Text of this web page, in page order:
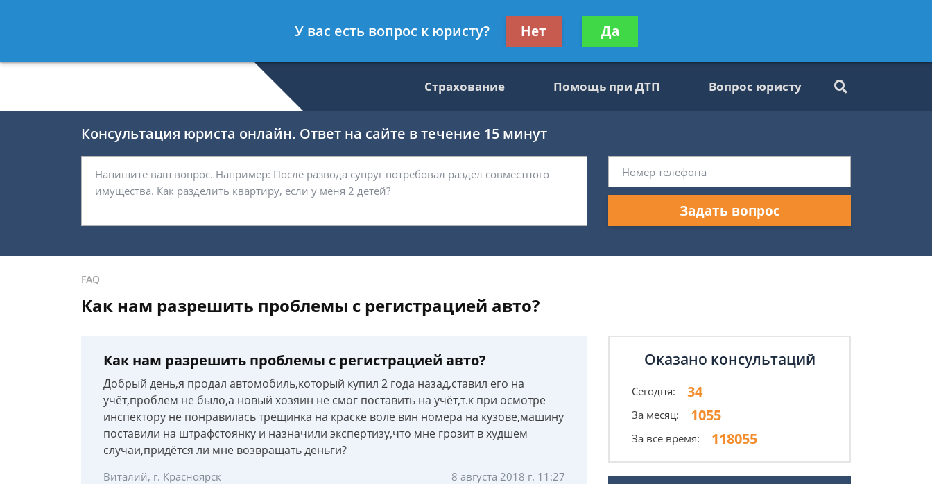
- Автоюрист, консультант
Получите консультацию
бесплатно
Страхование Помощь при ДТП Вопрос юристу
Консультация юриста онлайн. Ответ на сайте в течение 15 минут
Задать вопрос
FAQ
Как нам разрешить проблемы с регистрацией авто?
Как нам разрешить проблемы с регистрацией авто?
Добрый день,я продал автомобиль,который купил 2 года назад,ставил его на
учёт,проблем не было,а новый хозяин не смог поставить на учёт,т.к при осмотре
инспектору не понравилась трещинка на краске воле вин номера на кузове,машину
поставили на штрафстоянку и назначили экспертизу,что мне грозит в худшем
случаи,придётся ли мне возвращать деньги?
Виталий, г. Красноярск 8 августа 2018 г. 11:27
Оказано консультаций
Сегодня: 34
За месяц: 1055
За все время: 118055
У вас есть вопрос к юристу? Нет Да